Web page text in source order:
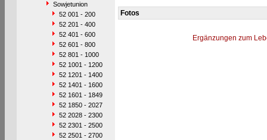
Sowjetunion
52 001 - 200
52 201 - 400
52 401 - 600
52 601 - 800
52 801 - 1000
52 1001 - 1200
52 1201 - 1400
52 1401 - 1600
52 1601 - 1849
52 1850 - 2027
52 2028 - 2300
52 2301 - 2500
52 2501 - 2700
Fotos
Ergänzungen zum